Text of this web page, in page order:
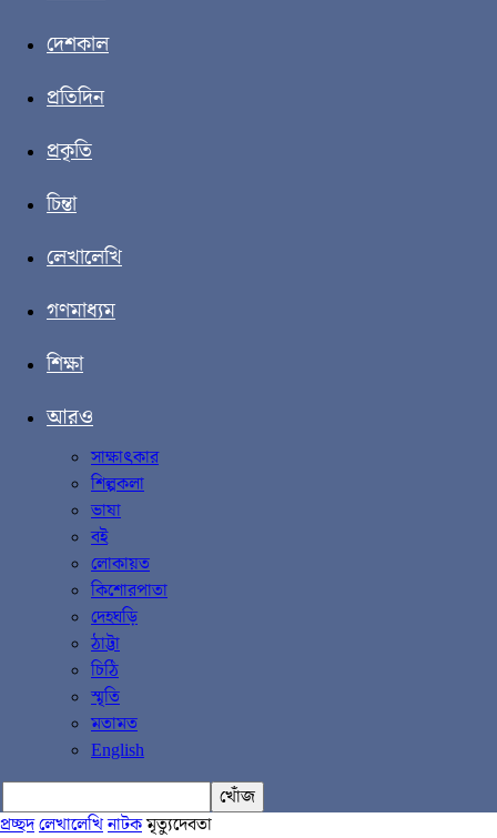
দেশকাল
প্রতিদিন
প্রকৃতি
চিন্তা
লেখালেখি
গণমাধ্যম
শিক্ষা
আরও
সাক্ষাৎকার
শিল্পকলা
ভাষা
বই
লোকায়ত
কিশোরপাতা
দেহঘড়ি
ঠাট্টা
চিঠি
স্মৃতি
মতামত
English
প্রচ্ছদলেখালেখিনাটকমৃত্যুদেবতা